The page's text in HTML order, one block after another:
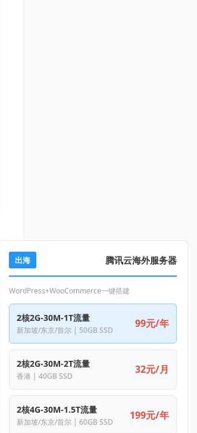
出海 腾讯云海外服务器
WordPress+WooCommerce一键搭建
2核2G-30M-1T流量
新加坡/东京/首尔 | 50GB SSD
99元/年
2核2G-30M-2T流量
香港 | 40GB SSD
32元/月
2核4G-30M-1.5T流量
新加坡/东京/首尔 | 60GB SSD
199元/年